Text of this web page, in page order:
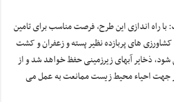
راه اندازی این طرح، فرصت مناسب برای تامین
های پربازده نظیر پسته و زعفران و کشت
ذخایر آبهای زیرزمینی حفظ خواهد شد و از
جهت احیاء محیط زیست ممانعت به عمل می